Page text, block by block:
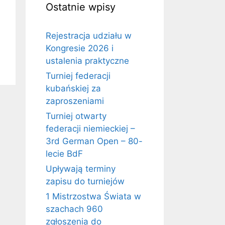
Ostatnie wpisy
Rejestracja udziału w
Kongresie 2026 i
ustalenia praktyczne
Turniej federacji
kubańskiej za
zaproszeniami
Turniej otwarty
federacji niemieckiej –
3rd German Open – 80-
lecie BdF
Upływają terminy
zapisu do turniejów
1 Mistrzostwa Świata w
szachach 960
zgłoszenia do